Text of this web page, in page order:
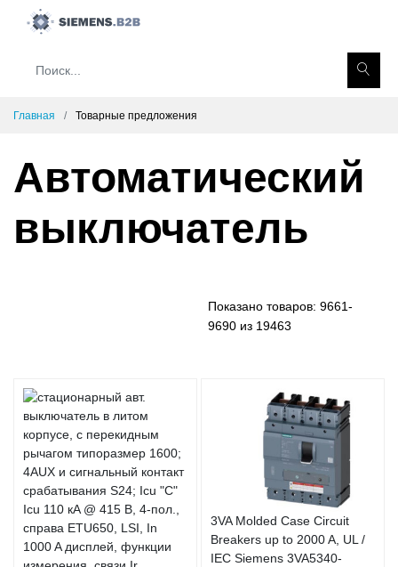
Главная Товарные предложения
Автоматический
выключатель
Показано товаров: 9661-
9690 из 19463
3VA Molded Case Circuit
Breakers up to 2000 A, UL /
IEC Siemens 3VA5340-